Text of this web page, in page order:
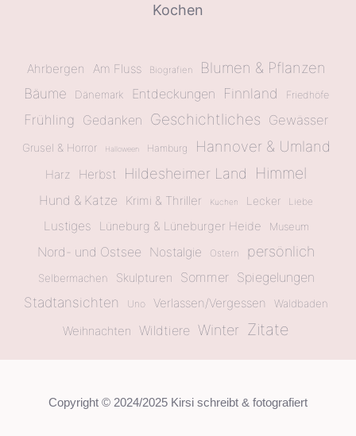
Kochen
Ahrbergen Am Fluss Biografien Blumen & Pflanzen
Bäume Dänemark Entdeckungen Finnland Friedhöfe
Frühling Gedanken Geschichtliches Gewässer
Grusel & Horror Halloween Hamburg Hannover & Umland
Harz Herbst Hildesheimer Land Himmel
Hund & Katze Krimi & Thriller Kuchen Lecker Liebe
Lustiges Lüneburg & Lüneburger Heide Museum
Nord- und Ostsee Nostalgie Ostern persönlich
Selbermachen Skulpturen Sommer Spiegelungen
Stadtansichten Uno Verlassen/Vergessen Waldbaden
Weihnachten Wildtiere Winter Zitate
Copyright © 2024/2025 Kirsi schreibt & fotografiert